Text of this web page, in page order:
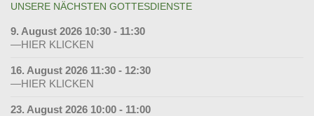
UNSERE NÄCHSTEN GOTTESDIENSTE
9. August 2026 10:30 - 11:30
—HIER KLICKEN
16. August 2026 11:30 - 12:30
—HIER KLICKEN
23. August 2026 10:00 - 11:00